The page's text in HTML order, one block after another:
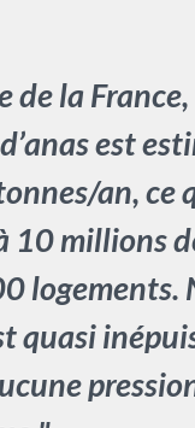
de la
est
an, ce
10 millions
logements.
quasi